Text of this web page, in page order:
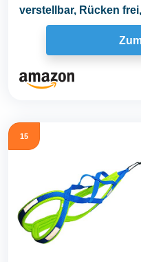
verstellbar, Rücken
15